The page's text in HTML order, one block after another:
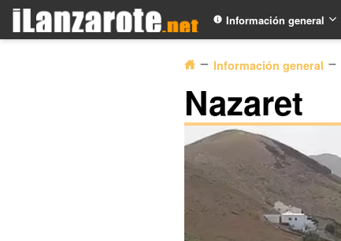
Información general
Información general
Nazaret